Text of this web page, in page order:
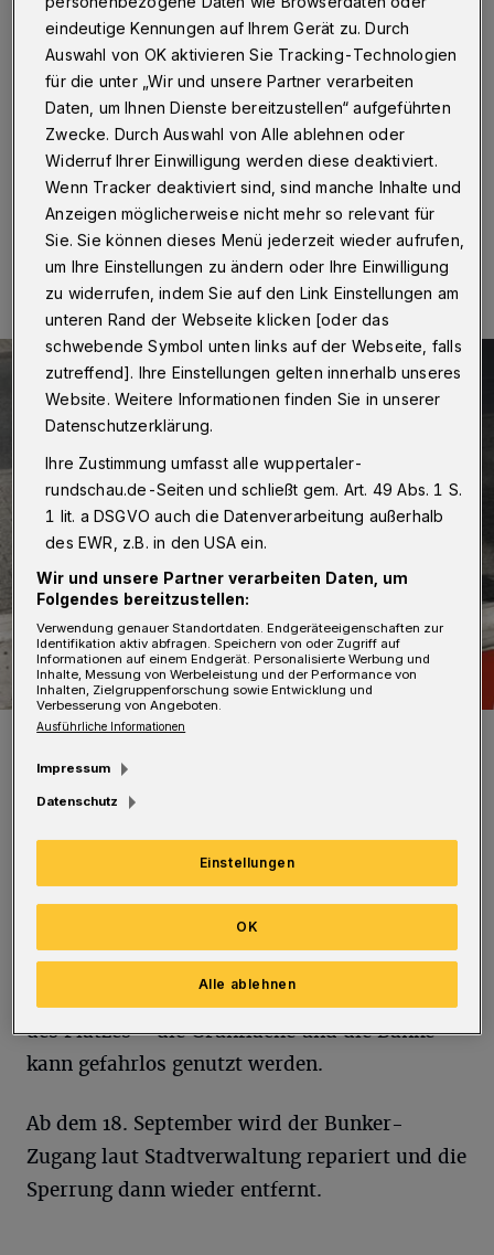
Wuppertal·Ein kleiner Teil der Grünfläche am
Landwehrplatz ist aktuell durch einen Bauzaun
gesperrt. Der Grund: Unter dem Platz befindet sich ein
alter Weltkriegs-Bunker, dessen Zugang akut
05.09.2024 , 19:42 Uhr Eine Minute Lesezeit
Symbolbild.
Deshalb ist der im Westen des Platzes unter
Büschen und Bäumen gelegene Zugang jetzt
gesperrt. Die Stadt bittet, die Sperrung zur
des Platzes – die Grünfläche und die Bänke –
kann gefahrlos genutzt werden.
Ab dem 18. September wird der Bunker-
Zugang laut Stadtverwaltung repariert und die
Sperrung dann wieder entfernt.
eindeutige Kennungen auf Ihrem Gerät zu. Durch
Auswahl von OK aktivieren Sie Tracking-Technologien
für die unter „Wir und unsere Partner verarbeiten
Daten, um Ihnen Dienste bereitzustellen“ aufgeführten
Zwecke. Durch Auswahl von Alle ablehnen oder
Widerruf Ihrer Einwilligung werden diese deaktiviert.
Wenn Tracker deaktiviert sind, sind manche Inhalte und
Anzeigen möglicherweise nicht mehr so relevant für
Sie. Sie können dieses Menü jederzeit wieder aufrufen,
um Ihre Einstellungen zu ändern oder Ihre Einwilligung
zu widerrufen, indem Sie auf den Link Einstellungen am
unteren Rand der Webseite klicken [oder das
schwebende Symbol unten links auf der Webseite, falls
zutreffend]. Ihre Einstellungen gelten innerhalb unseres
Website. Weitere Informationen finden Sie in unserer
Datenschutzerklärung.
Ihre Zustimmung umfasst alle wuppertaler-
rundschau.de-Seiten und schließt gem. Art. 49 Abs. 1 S.
1 lit. a DSGVO auch die Datenverarbeitung außerhalb
des EWR, z.B. in den USA ein.
Wir und unsere Partner verarbeiten Daten, um
Folgendes bereitzustellen:
Verwendung genauer Standortdaten. Endgeräteeigenschaften zur
Identifikation aktiv abfragen. Speichern von oder Zugriff auf
Informationen auf einem Endgerät. Personalisierte Werbung und
Inhalte, Messung von Werbeleistung und der Performance von
Inhalten, Zielgruppenforschung sowie Entwicklung und
Verbesserung von Angeboten.
Ausführliche Informationen
Impressum
Datenschutz
Einstellungen
Alle ablehnen
OK